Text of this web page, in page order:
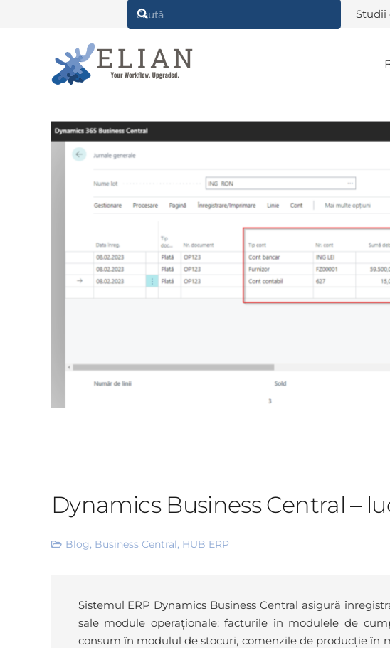
Studii
Dynamics Business Central –
Blog, Business Central, HUB ERP
Sistemul ERP Dynamics Business Central asigură
sale module operaționale: facturile în modulele de
consum în modulul de stocuri, comenzile de producție în